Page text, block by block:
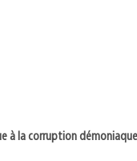
à la corruption